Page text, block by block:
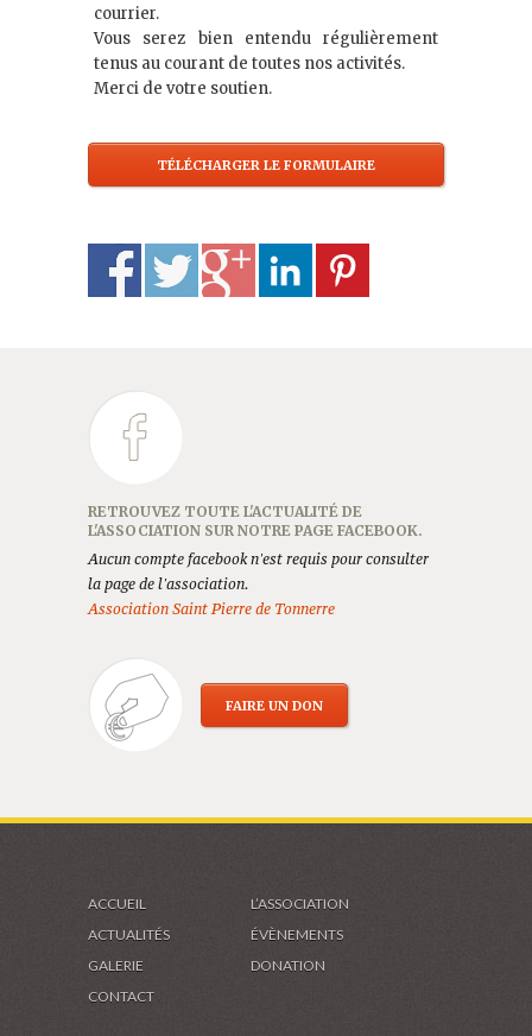
courrier.
Vous serez bien entendu régulièrement
tenus au courant de toutes nos activités.
Merci de votre soutien.
TÉLÉCHARGER LE FORMULAIRE
RETROUVEZ TOUTE L'ACTUALITÉ DE
L'ASSOCIATION SUR NOTRE PAGE FACEBOOK.
Aucun compte facebook n'est requis pour consulter
la page de l'association.
Association Saint Pierre de Tonnerre
FAIRE UN DON
ACCUEIL
L’ASSOCIATION
ACTUALITÉS
ÉVÈNEMENTS
GALERIE
DONATION
CONTACT